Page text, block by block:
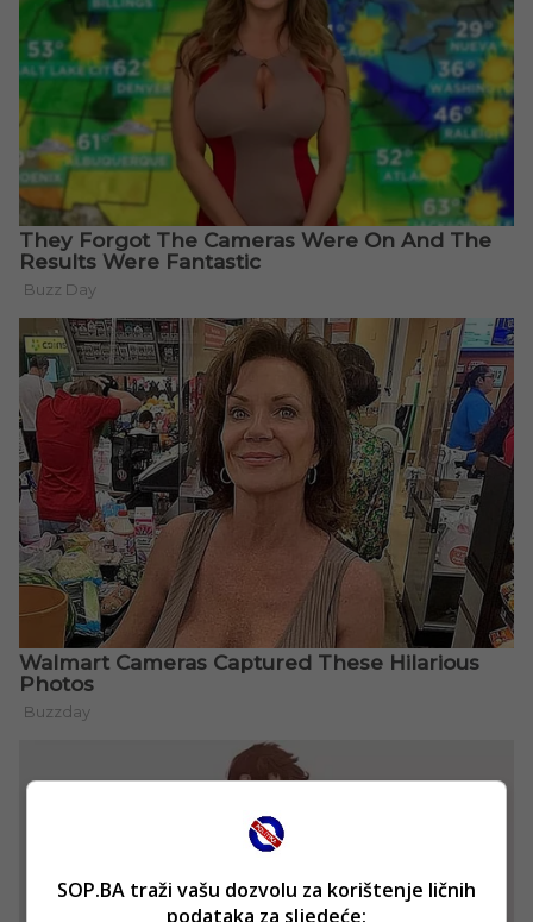
SOP.BA traži vašu dozvolu za korištenje ličnih
podataka za sljedeće: